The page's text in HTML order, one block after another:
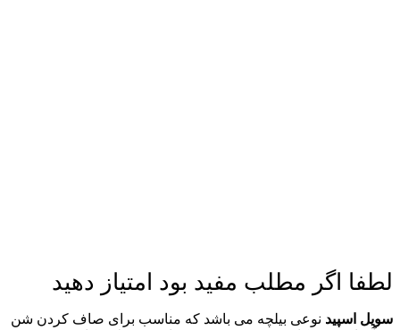
لطفا اگر مطلب مفید بود امتیاز دهید
سویل اسپید نوعی بیلچه می باشد که مناسب برای صاف کردن شن